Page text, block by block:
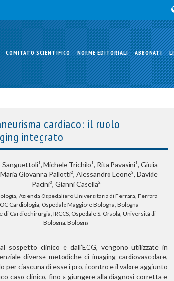
COMITATO SCIENTIFICO NORME EDITORIALI ABBONATI
cardiaco: il ruolo
integrato
Sanguettoli1, Michele Trichilo1, Rita Pavasini1, Giulia
Maria Giovanna Pallotti2, Alessandro Leone3, Davide
Pacini3, Gianni Casella2
Azienda Ospedaliero Universitaria di Ferrara, Ferrara
Cardiologia, Ospedale Maggiore Bologna, Bologna
di Cardiochirurgia, IRCCS, Ospedale S. Orsola, Università di
Bologna, Bologna
sospetto clinico e dall’ECG, vengono utilizzate in
diverse metodiche di imaging cardiovascolare,
per ciascuna di esse i pro, i contro e il valore aggiunto
caso clinico, fino a giungere alla diagnosi corretta e